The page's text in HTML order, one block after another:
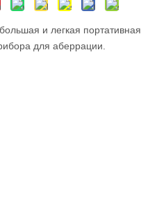
и легкая портативная
для аберрации.